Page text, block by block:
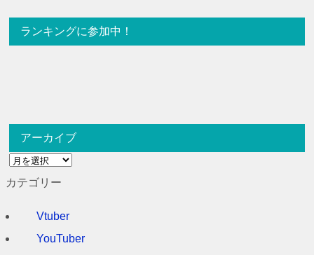
ランキングに参加中！
アーカイブ
ア
ー
カテゴリー
Vtuber
YouTuber